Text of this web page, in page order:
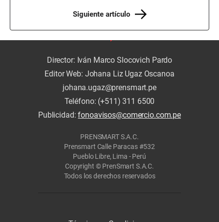
Siguiente artículo
Director: Iván Marco Slocovich Pardo
Editor Web: Johana Liz Ugaz Oscanoa
johana.ugaz@prensmart.pe
Teléfono: (+511) 311 6500
Publicidad:fonoavisos@comercio.com.pe
PRENSMART S.A.C.
Prensmart Calle Paracas #532
Pueblo Libre, Lima - Perú
Copyright © PrenSmart S.A.C.
Todos los derechos reservados